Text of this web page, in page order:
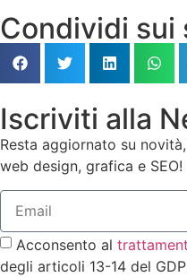
Condividi sui
Iscriviti alla
Resta aggiornato su
web design, grafica e SEO!
Acconsento al
degli articoli 13-14 del